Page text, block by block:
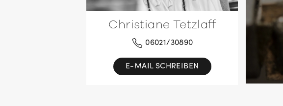
Christiane Tetzlaff
06021/30890
E-MAIL SCHREIBEN